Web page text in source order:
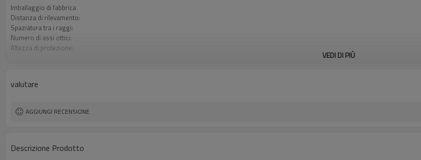
Imballaggio di fabbrica
Distanza di rilevamento:
Spaziatura tra i raggi:
Numero di assi ottici:
Altezza di protezione:
Certificazione:
VEDI DI PIÙ
valutare
AGGIUNGI RECENSIONE
Descrizione Prodotto